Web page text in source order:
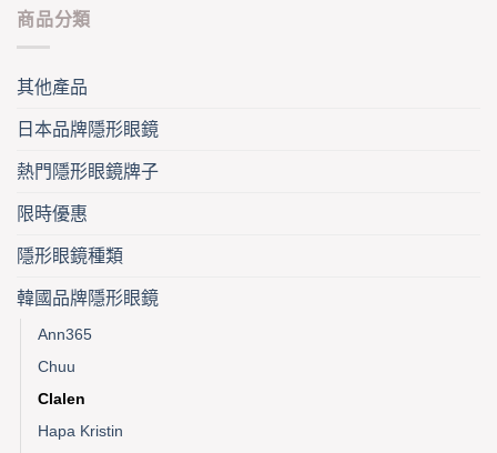
商品分類
其他產品
日本品牌隱形眼鏡
熱門隱形眼鏡牌子
限時優惠
隱形眼鏡種類
韓國品牌隱形眼鏡
Ann365
Chuu
Clalen
Hapa Kristin